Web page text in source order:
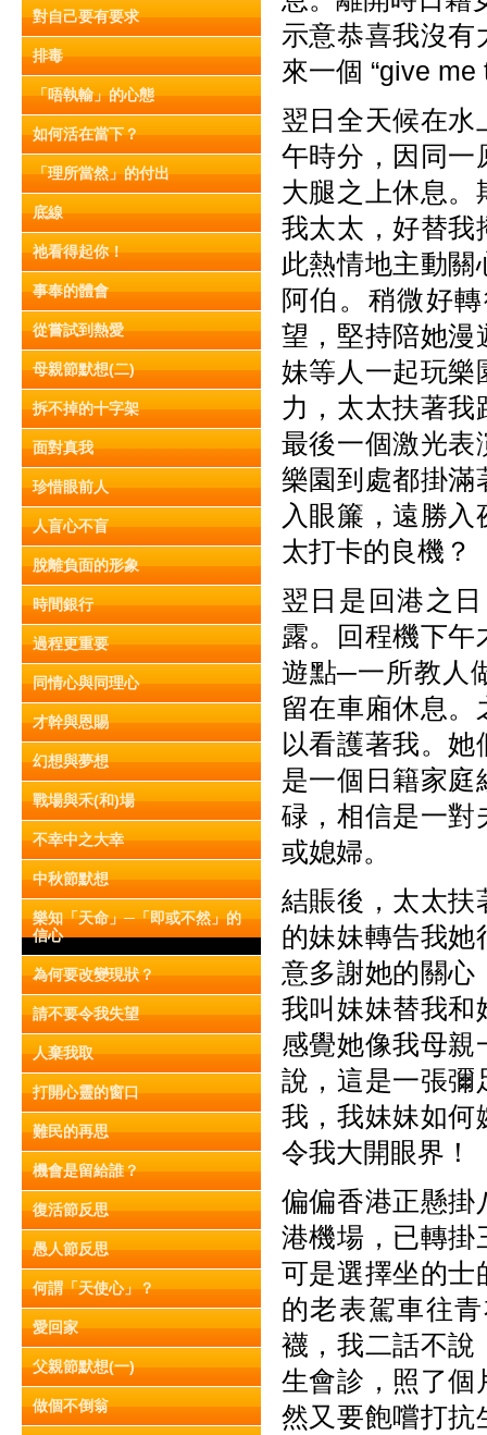
對自己要有要求
排毒
「唔執輸」的心態
如何活在當下？
「理所當然」的付出
底線
祂看得起你！
事奉的體會
從嘗試到熱愛
母親節默想(二)
拆不掉的十字架
面對真我
珍惜眼前人
人盲心不盲
脫離負面的形象
時間銀行
過程更重要
同情心與同理心
才幹與恩賜
幻想與夢想
戰場與禾(和)場
不幸中之大幸
中秋節默想
樂知「天命」─「即或不然」的
信心
為何要改變現狀？
請不要令我失望
人棄我取
打開心靈的窗口
難民的再思
機會是留給誰？
復活節反思
愚人節反思
何謂「天使心」？
愛回家
父親節默想(一)
做個不倒翁
示意恭喜我沒有
來一個 “give me
翌日全天候在水
午時分，因同一
大腿之上休息。
我太太，好替我
此熱情地主動
阿伯。稍微好
望，堅持陪她漫
妹等人一起玩樂
力，太太扶著
最後一個激光表
樂園到處都掛滿
入眼簾，遠勝
太打卡的良機？
翌日是回港之
露。回程機下
遊點─一所教人
留在車廂休息
以看護著我。
是一個日籍家庭
碌，相信是一對
或媳婦。
結賬後，太太扶
的妹妹轉告我她
意多謝她的關心
我叫妹妹替我和
感覺她像我母親
說，這是一張彌
我，我妹妹如何
令我大開眼界！
偏偏香港正懸掛
港機場，已轉掛
可是選擇坐的士
的老表駕車往
襪，我二話不說
生會診，照了個
然又要飽嚐打抗